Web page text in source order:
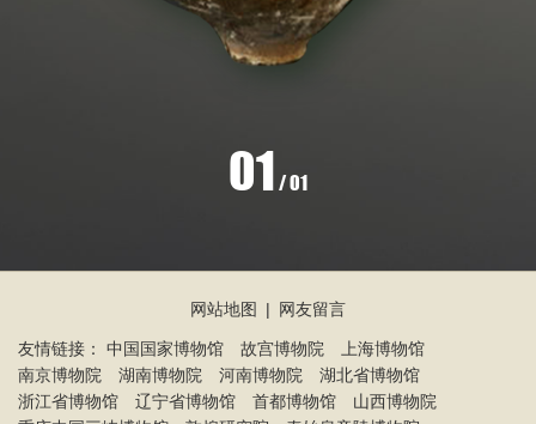
01 /01
网站地图 | 网友留言
友情链接： 中国国家博物馆 故宫博物院
上海博物馆
南京博物院
湖南博物院 河南博物院
湖北省博物馆
浙江省博物馆
辽宁省博物馆 首都博物馆
山西博物院